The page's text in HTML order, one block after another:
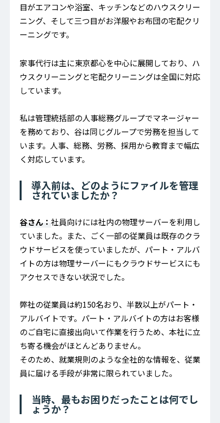
目がエアコンや浴室、キッチンなどのハウスクリー
ニング、そして三つ目がお洋服やお布団の宅配クリ
ーニングです。
家事代行は主に東京都心を中心に展開しており、ハ
ウスクリーニングと宅配クリーニングは全国に対応
しています。
私は管理統括部の人事総務グループでマネージャー
を務めており、谷は同じグループで労務を担当して
います。人事、総務、労務、採用から教育まで幅広
く対応しています。
導入前は、どのようにファイルを管理
されていましたか？
谷さん： 社員向けには社内の物理サーバーを利用し
ていました。また、ごく一部の従業員は既存のクラ
ウドサービスを使っていましたが、パート・アルバ
イトの方は物理サーバーにもクラウドサービスにも
アクセスできない状況でした。
弊社の従業員は約150名おり、半数以上がパート・
アルバイトです。パート・アルバイトの方はお客様
のご自宅に直接出向いて作業を行うため、本社に立
ち寄る機会がほとんどありません。
そのため、就業規則のような全社的な情報を、従業
員に届ける手段が非常に限られていました。
当時、最もお困りだったことは何でし
ょうか？